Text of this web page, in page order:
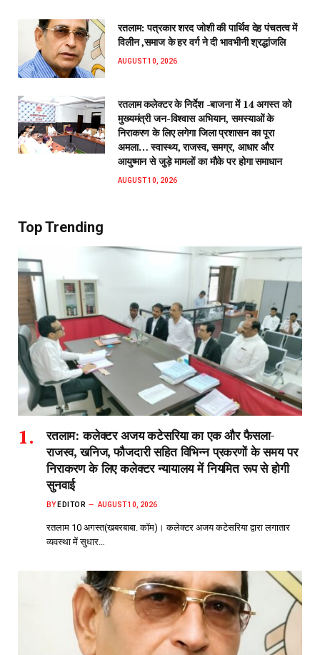
रतलाम: पत्रकार शरद जोशी की पार्थिव देह पंचतत्व में
विलीन ,समाज के हर वर्ग ने दी भावभीनी श्रद्धांजलि
AUGUST 10, 2026
रतलाम कलेक्टर के निर्देश -बाजना में 14 अगस्त को
मुख्यमंत्री जन-विश्वास अभियान, समस्याओं के
निराकरण के लिए लगेगा जिला प्रशासन का पूरा
अमला… स्वास्थ्य, राजस्व, समग्र, आधार और
आयुष्मान से जुड़े मामलों का मौके पर होगा समाधान
AUGUST 10, 2026
Top Trending
रतलाम: कलेक्टर अजय कटेसरिया का एक और फैसला-
राजस्व, खनिज, फौजदारी सहित विभिन्न प्रकरणों के समय पर
निराकरण के लिए कलेक्टर न्यायालय में नियमित रूप से होगी
सुनवाई
BY EDITOR AUGUST 10, 2026
रतलाम 10 अगस्त(खबरबाबा. कॉम)। कलेक्टर अजय कटेसरिया द्वारा लगातार
व्यवस्था में सुधार…